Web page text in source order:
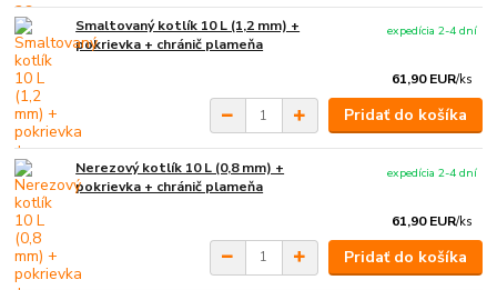
Smaltovaný kotlík 10 L (1,2 mm) +
pokrievka + chránič plameňa
61,90 EUR/ks
expedícia 2-4 dní
Pridať do košíka
Nerezový kotlík 10 L (0,8 mm) +
pokrievka + chránič plameňa
61,90 EUR/ks
expedícia 2-4 dní
Pridať do košíka